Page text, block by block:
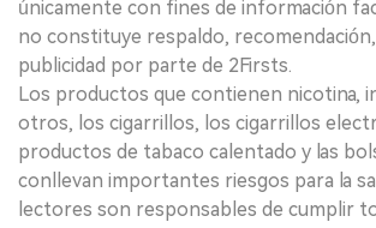
únicamente con fines de información
no constituye respaldo,
publicidad por parte de 2Firsts.
Los productos que contienen nicotina,
otros, los cigarrillos, los cigarrillos
productos de tabaco calentado y las
conllevan importantes riesgos para la
lectores son responsables de cumplir